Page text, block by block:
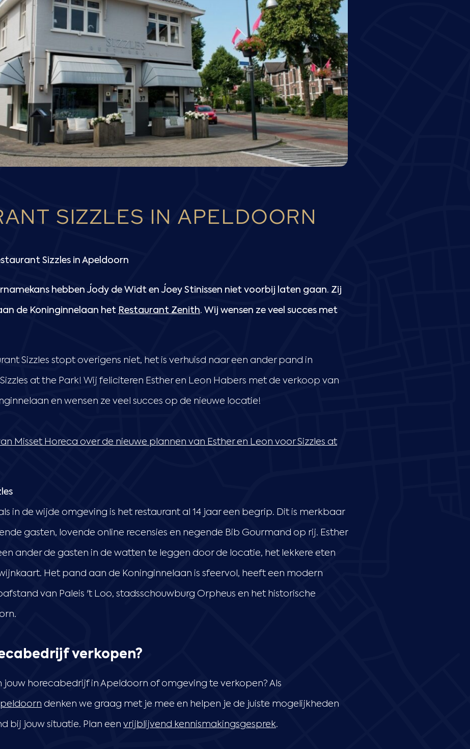
SIZZLES IN APELDOORN
Sizzles in Apeldoorn
hebben Jody de Widt en Joey Stinissen niet voorbij laten gaan. Zij
de Koninginnelaan het Restaurant Zenith. Wij wensen ze veel succes met
Sizzles stopt overigens niet, het is verhuisd naar een ander pand in
at the Park! Wij feliciteren Esther en Leon Habers met de verkoop van
en wensen ze veel succes op de nieuwe locatie!
Misset Horeca over de nieuwe plannen van Esther en Leon voor Sizzles at
in de wijde omgeving is het restaurant al 14 jaar een begrip. Dit is merkbaar
gasten, lovende online recensies en negende Bib Gourmand op rij. Esther
ander de gasten in de watten te leggen door de locatie, het lekkere eten
Het pand aan de Koninginnelaan is sfeervol, heeft een modern
van Paleis 't Loo, stadsschouwburg Orpheus en het historische
verkopen?
horecabedrijf in Apeldoorn of omgeving te verkopen? Als
denken we graag met je mee en helpen je de juiste mogelijkheden
bij jouw situatie. Plan een vrijblijvend kennismakingsgesprek.